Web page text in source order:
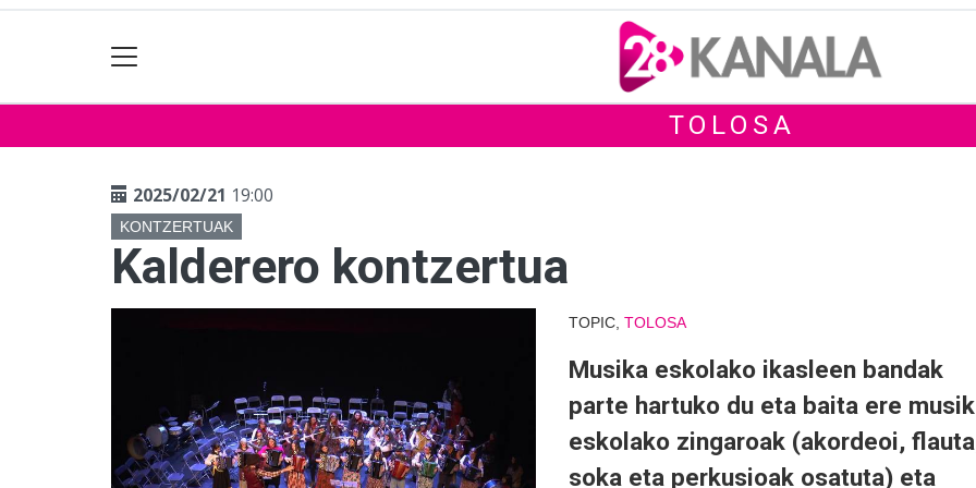
TOLOSA
2025/02/21 19:00
KONTZERTUAK
Kalderero kontzertua
TOPIC, TOLOSA
Musika eskolako ikasleen bandak
parte hartuko du eta baita ere
eskolako zingaroak (akordeoi,
soka eta perkusioak osatuta) eta